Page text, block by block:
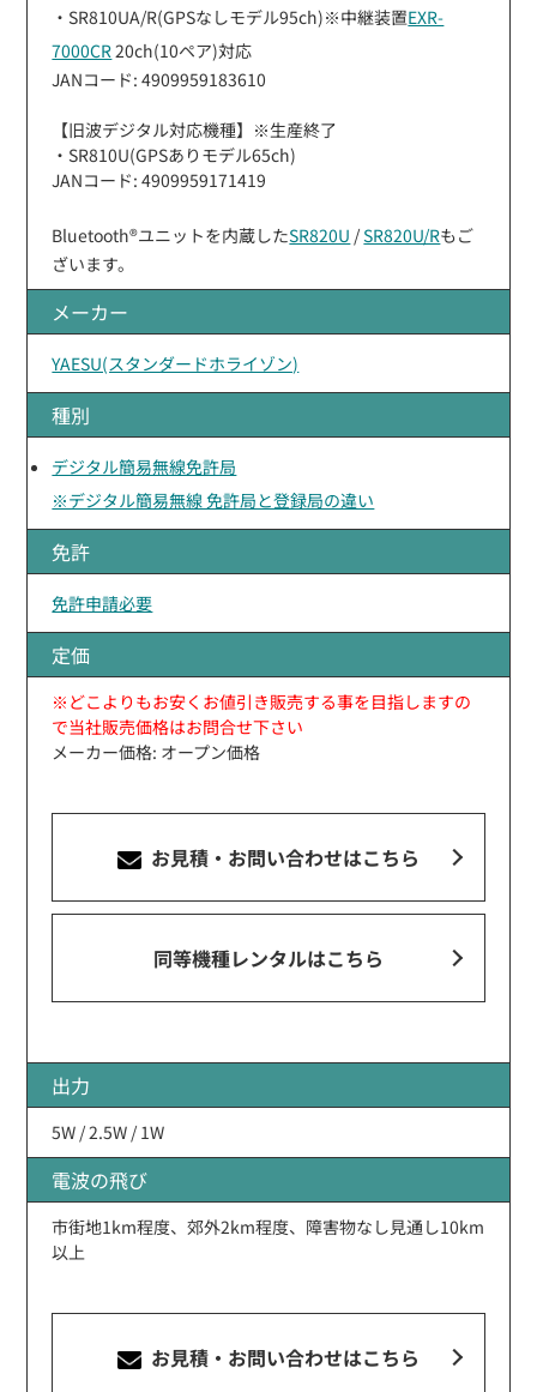
・SR810UA/R(GPSなしモデル95ch)※中継装置EXR-
7000CR20ch(10ペア)対応
JANコード: 4909959183610
【旧波デジタル対応機種】※生産終了
・SR810U(GPSありモデル65ch)
JANコード: 4909959171419
Bluetooth®ユニットを内蔵したSR820U /SR820U/Rもご
ざいます。
メーカー
YAESU(スタンダードホライゾン)
種別
デジタル簡易無線免許局
※デジタル簡易無線 免許局と登録局の違い
免許
免許申請必要
定価
※どこよりもお安くお値引き販売する事を目指しますの
で当社販売価格はお問合せ下さい
メーカー価格: オープン価格
お見積・お問い合わせはこちら
同等機種レンタルはこちら
出力
5W / 2.5W / 1W
電波の飛び
市街地1km程度、郊外2km程度、障害物なし見通し10km
以上
お見積・お問い合わせはこちら